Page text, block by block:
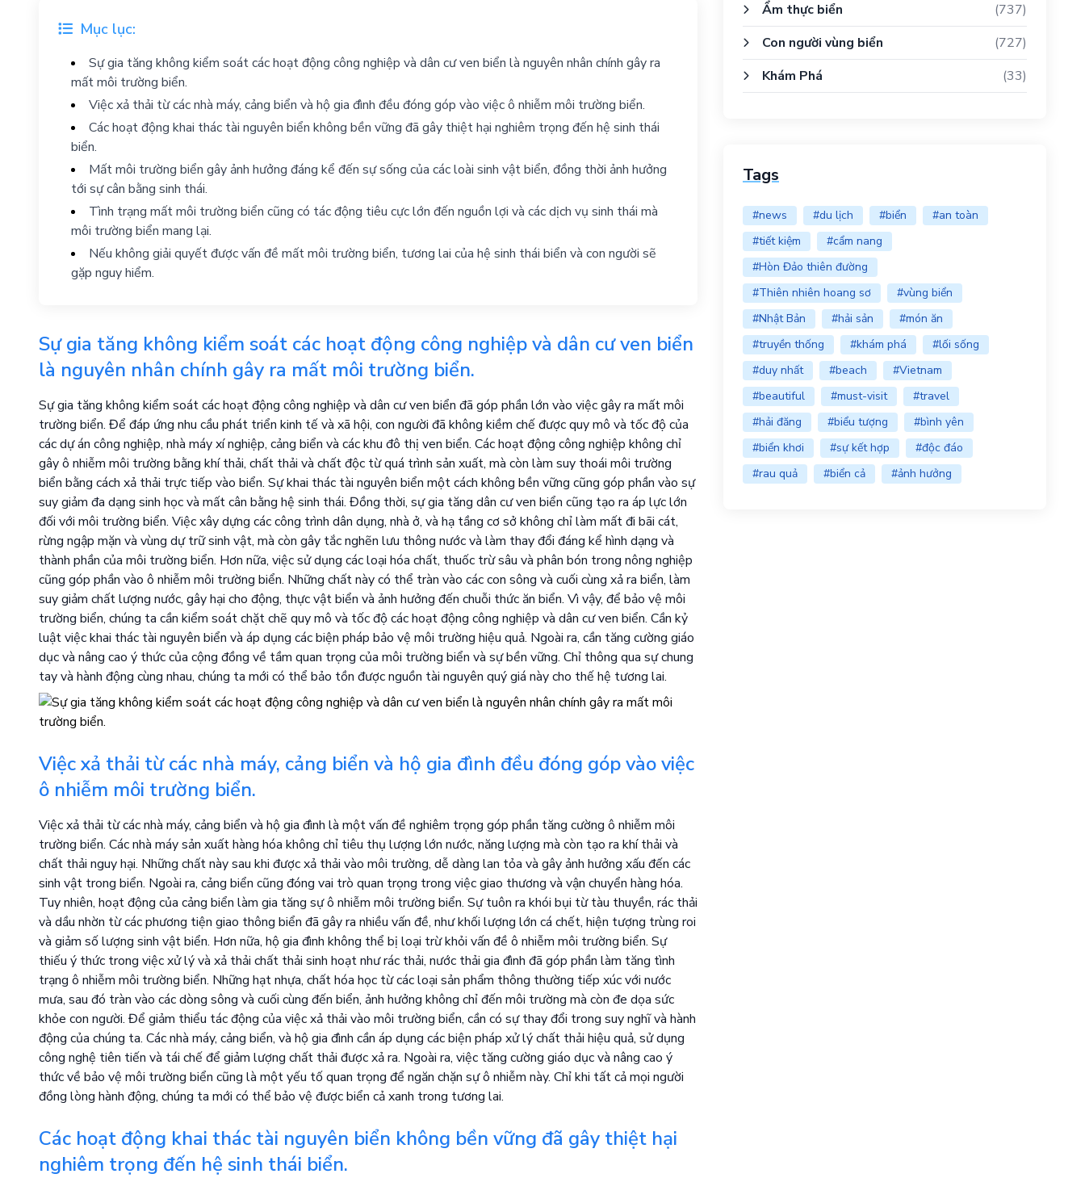
Mục lục:
Sự gia tăng không kiểm soát các hoạt động công nghiệp và dân cư ven biển là nguyên nhân chính gây ra
mất môi trường biển.
Việc xả thải từ các nhà máy, cảng biển và hộ gia đình đều đóng góp vào việc ô nhiễm môi trường biển.
Các hoạt động khai thác tài nguyên biển không bền vững đã gây thiệt hại nghiêm trọng đến hệ sinh thái
biển.
Mất môi trường biển gây ảnh hưởng đáng kể đến sự sống của các loài sinh vật biển, đồng thời ảnh hưởng
tới sự cân bằng sinh thái.
Tình trạng mất môi trường biển cũng có tác động tiêu cực lớn đến nguồn lợi và các dịch vụ sinh thái mà
môi trường biển mang lại.
Nếu không giải quyết được vấn đề mất môi trường biển, tương lai của hệ sinh thái biển và con người sẽ
gặp nguy hiểm.
Sự gia tăng không kiểm soát các hoạt động công nghiệp và dân cư ven biển
là nguyên nhân chính gây ra mất môi trường biển.
Sự gia tăng không kiểm soát các hoạt động công nghiệp và dân cư ven biển đã góp phần lớn vào việc gây ra mất môi
trường biển. Để đáp ứng nhu cầu phát triển kinh tế và xã hội, con người đã không kiềm chế được quy mô và tốc độ của
các dự án công nghiệp, nhà máy xí nghiệp, cảng biển và các khu đô thị ven biển. Các hoạt động công nghiệp không chỉ
gây ô nhiễm môi trường bằng khí thải, chất thải và chất độc từ quá trình sản xuất, mà còn làm suy thoái môi trường
biển bằng cách xả thải trực tiếp vào biển. Sự khai thác tài nguyên biển một cách không bền vững cũng góp phần vào sự
suy giảm đa dạng sinh học và mất cân bằng hệ sinh thái. Đồng thời, sự gia tăng dân cư ven biển cũng tạo ra áp lực lớn
đối với môi trường biển. Việc xây dựng các công trình dân dụng, nhà ở, và hạ tầng cơ sở không chỉ làm mất đi bãi cát,
rừng ngập mặn và vùng dự trữ sinh vật, mà còn gây tắc nghẽn lưu thông nước và làm thay đổi đáng kể hình dạng và
thành phần của môi trường biển. Hơn nữa, việc sử dụng các loại hóa chất, thuốc trừ sâu và phân bón trong nông nghiệp
cũng góp phần vào ô nhiễm môi trường biển. Những chất này có thể tràn vào các con sông và cuối cùng xả ra biển, làm
suy giảm chất lượng nước, gây hại cho động, thực vật biển và ảnh hưởng đến chuỗi thức ăn biển. Vì vậy, để bảo vệ môi
trường biển, chúng ta cần kiểm soát chặt chẽ quy mô và tốc độ các hoạt động công nghiệp và dân cư ven biển. Cần kỷ
luật việc khai thác tài nguyên biển và áp dụng các biện pháp bảo vệ môi trường hiệu quả. Ngoài ra, cần tăng cường giáo
dục và nâng cao ý thức của cộng đồng về tầm quan trọng của môi trường biển và sự bền vững. Chỉ thông qua sự chung
tay và hành động cùng nhau, chúng ta mới có thể bảo tồn được nguồn tài nguyên quý giá này cho thế hệ tương lai.
Việc xả thải từ các nhà máy, cảng biển và hộ gia đình đều đóng góp vào việc
ô nhiễm môi trường biển.
Việc xả thải từ các nhà máy, cảng biển và hộ gia đình là một vấn đề nghiêm trọng góp phần tăng cường ô nhiễm môi
trường biển. Các nhà máy sản xuất hàng hóa không chỉ tiêu thụ lượng lớn nước, năng lượng mà còn tạo ra khí thải và
chất thải nguy hại. Những chất này sau khi được xả thải vào môi trường, dễ dàng lan tỏa và gây ảnh hưởng xấu đến các
sinh vật trong biển. Ngoài ra, cảng biển cũng đóng vai trò quan trọng trong việc giao thương và vận chuyển hàng hóa.
Tuy nhiên, hoạt động của cảng biển làm gia tăng sự ô nhiễm môi trường biển. Sự tuôn ra khói bụi từ tàu thuyền, rác thải
và dầu nhờn từ các phương tiện giao thông biển đã gây ra nhiều vấn đề, như khối lượng lớn cá chết, hiện tượng trùng roi
và giảm số lượng sinh vật biển. Hơn nữa, hộ gia đình không thể bị loại trừ khỏi vấn đề ô nhiễm môi trường biển. Sự
thiếu ý thức trong việc xử lý và xả thải chất thải sinh hoạt như rác thải, nước thải gia đình đã góp phần làm tăng tình
trạng ô nhiễm môi trường biển. Những hạt nhựa, chất hóa học từ các loại sản phẩm thông thường tiếp xúc với nước
mưa, sau đó tràn vào các dòng sông và cuối cùng đến biển, ảnh hưởng không chỉ đến môi trường mà còn đe dọa sức
khỏe con người. Để giảm thiểu tác động của việc xả thải vào môi trường biển, cần có sự thay đổi trong suy nghĩ và hành
động của chúng ta. Các nhà máy, cảng biển, và hộ gia đình cần áp dụng các biện pháp xử lý chất thải hiệu quả, sử dụng
công nghệ tiên tiến và tái chế để giảm lượng chất thải được xả ra. Ngoài ra, việc tăng cường giáo dục và nâng cao ý
thức về bảo vệ môi trường biển cũng là một yếu tố quan trọng để ngăn chặn sự ô nhiễm này. Chỉ khi tất cả mọi người
đồng lòng hành động, chúng ta mới có thể bảo vệ được biển cả xanh trong tương lai.
Các hoạt động khai thác tài nguyên biển không bền vững đã gây thiệt hại
nghiêm trọng đến hệ sinh thái biển.
Ẩm thực biển
(737)
Con người vùng biển
(727)
Khám Phá
(33)
Tags
#news #du lịch #biển
#an toàn
#tiết kiệm
#cẩm nang
#Hòn Đảo thiên đường
#Thiên nhiên hoang sơ
#vùng biển
#Nhật Bản
#hải sản
#món ăn
#truyền thống
#khám phá
#lối sống
#duy nhất
#beach
#Vietnam
#beautiful
#must-visit
#travel
#hải đăng
#biểu tượng
#bình yên
#biển khơi
#sự kết hợp
#độc đáo
#rau quả
#biển cả #ảnh hưởng